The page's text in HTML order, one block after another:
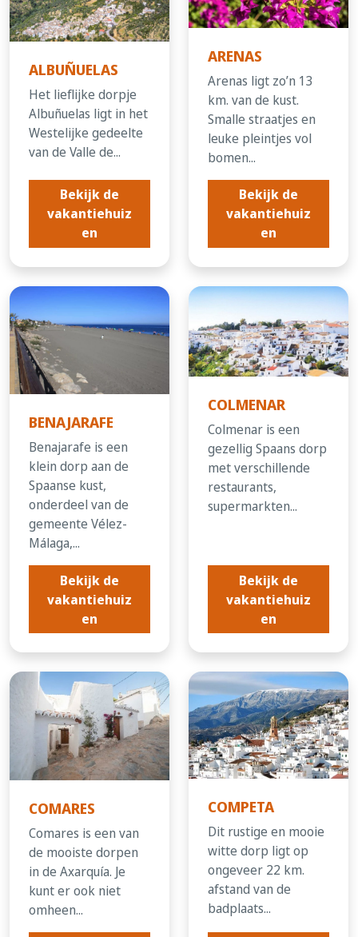
ALBUÑUELAS
Het lieflijke dorpje
Albuñuelas ligt in het
Westelijke gedeelte
van de Valle de...
Bekijk de
vakantiehuiz
en
ARENAS
Arenas ligt zo’n 13
km. van de kust.
Smalle straatjes en
leuke pleintjes vol
bomen...
Bekijk de
vakantiehuiz
en
BENAJARAFE
Benajarafe is een
klein dorp aan de
Spaanse kust,
onderdeel van de
gemeente Vélez-
Málaga,...
Bekijk de
vakantiehuiz
en
COLMENAR
Colmenar is een
gezellig Spaans dorp
met verschillende
restaurants,
supermarkten...
Bekijk de
vakantiehuiz
en
COMARES
Comares is een van
de mooiste dorpen
in de Axarquí­a. Je
kunt er ook niet
omheen...
COMPETA
Dit rustige en mooie
witte dorp ligt op
ongeveer 22 km.
afstand van de
badplaats...